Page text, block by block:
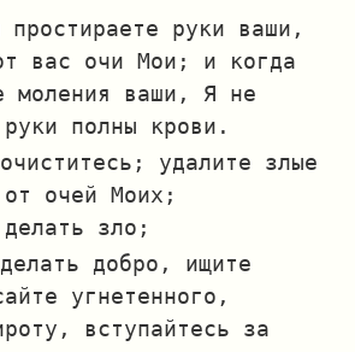
руки ваши,
вас очи Мои; и когда
моления ваши, Я не
полны крови.
удалите злые
очей Моих;
зло;
добро, ищите
угнетенного,
вступайтесь за